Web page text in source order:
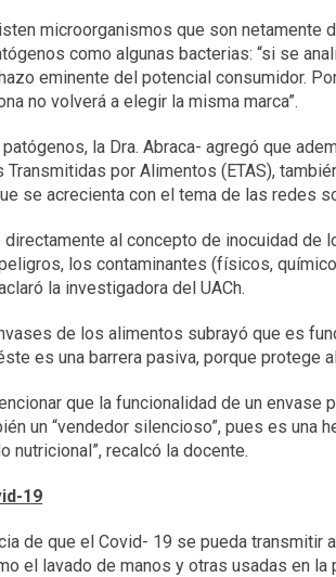
microorganismos que son netamente
como algunas bacterias: “si se
eminente del potencial consumidor.
no volverá a elegir la misma marca”.
la Dra. Abraca- agregó que
por Alimentos (ETAS),
se acrecienta con el tema de las redes
directamente al concepto de inocuidad
los contaminantes (físicos,
la investigadora del UACh.
de los alimentos subrayó que es
es una barrera pasiva, porque
que la funcionalidad de un envase
un “vendedor silencioso”, pues es una
nutricional”, recalcó la docente.
19
de que el Covid- 19 se pueda transmitir
el lavado de manos y otras usadas en